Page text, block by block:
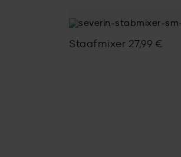
Staafmixer 27,99 €